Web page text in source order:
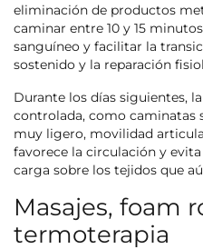
eliminación de productos
caminar entre 10 y 15
sanguíneo y facilitar la
sostenido y la reparación
Durante los días siguientes,
controlada, como caminatas
muy ligero, movilidad
favorece la circulación y
carga sobre los tejidos que
Masajes, foam
termoterapia